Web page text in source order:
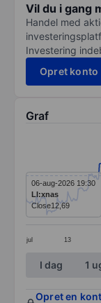
Vil du i gang
Handel med
Investering
Opret konto
Graf
Line chart
The chart
The chart
jul 13
06-aug-2026 19:30
LI:xnas
Close12,69
End of
I dag 1
Opret en